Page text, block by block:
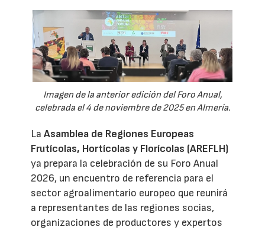
Imagen de la anterior edición del Foro Anual,
celebrada el 4 de noviembre de 2025 en Almería.
LaAsamblea de Regiones Europeas
Frutícolas, Hortícolas y Florícolas (AREFLH)
ya prepara la celebración de su Foro Anual
2026, un encuentro de referencia para el
sector agroalimentario europeo que reunirá
a representantes de las regiones socias,
organizaciones de productores y expertos